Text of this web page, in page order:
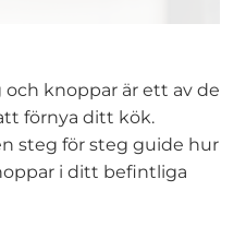
och knoppar är ett av de
förnya ditt kök.
steg för steg guide hur
i ditt befintliga